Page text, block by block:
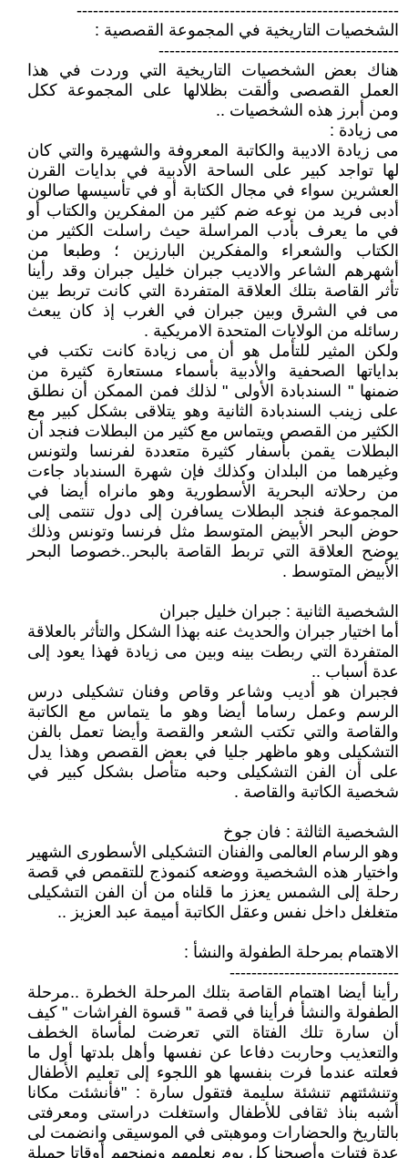
-----------------------------------------------------------
الشخصيات التاريخية في المجموعة القصصية :
--------------------------------------------
هناك بعض الشخصيات التاريخية التي وردت في هذا
العمل القصصى وألقت بظلالها على المجموعة ككل
ومن أبرز هذه الشخصيات ..
مى زيادة :
مى زيادة الاديبة والكاتبة المعروفة والشهيرة والتي كان
لها تواجد كبير على الساحة الأدبية في بدايات القرن
العشرين سواء في مجال الكتابة أو في تأسيسها صالون
أدبى فريد من نوعه ضم كثير من المفكرين والكتاب أو
في ما يعرف بأدب المراسلة حيث راسلت الكثير من
الكتاب والشعراء والمفكرين البارزين ؛ وطبعا من
أشهرهم الشاعر والاديب جبران خليل جبران وقد رأينا
تأثر القاصة بتلك العلاقة المتفردة التي كانت تربط بين
مى في الشرق وبين جبران في الغرب إذ كان يبعث
رسائله من الولايات المتحدة الامريكية .
ولكن المثير للتأمل هو أن مى زيادة كانت تكتب في
بداياتها الصحفية والأدبية بأسماء مستعارة كثيرة من
ضمنها " السندبادة الأولى " لذلك فمن الممكن أن نطلق
على زينب السندبادة الثانية وهو يتلاقى بشكل كبير مع
الكثير من القصص ويتماس مع كثير من البطلات فنجد أن
البطلات يقمن بأسفار كثيرة متعددة لفرنسا ولتونس
وغيرهما من البلدان وكذلك فإن شهرة السندباد جاءت
من رحلاته البحرية الأسطورية وهو مانراه أيضا في
المجموعة فنجد البطلات يسافرن إلى دول تنتمى إلى
حوض البحر الأبيض المتوسط مثل فرنسا وتونس وذلك
يوضح العلاقة التي تربط القاصة بالبحر..خصوصا البحر
الأبيض المتوسط .
الشخصية الثانية : جبران خليل جبران
أما اختيار جبران والحديث عنه بهذا الشكل والتأثر بالعلاقة
المتفردة التي ربطت بينه وبين مى زيادة فهذا يعود إلى
عدة أسباب ..
فجبران هو أديب وشاعر وقاص وفنان تشكيلى درس
الرسم وعمل رساما أيضا وهو ما يتماس مع الكاتبة
والقاصة والتي تكتب الشعر والقصة وأيضا تعمل بالفن
التشكيلى وهو ماظهر جليا في بعض القصص وهذا يدل
على أن الفن التشكيلى وحبه متأصل بشكل كبير في
شخصية الكاتبة والقاصة .
الشخصية الثالثة : فان جوخ
وهو الرسام العالمى والفنان التشكيلى الأسطورى الشهير
واختيار هذه الشخصية ووضعه كنموذج للتقمص في قصة
رحلة إلى الشمس يعزز ما قلناه من أن الفن التشكيلى
متغلغل داخل نفس وعقل الكاتبة أميمة عبد العزيز ..
الاهتمام بمرحلة الطفولة والنشأ :
-------------------------------
رأينا أيضا اهتمام القاصة بتلك المرحلة الخطرة ..مرحلة
الطفولة والنشأ فرأينا في قصة " قسوة الفراشات " كيف
أن سارة تلك الفتاة التي تعرضت لمأساة الخطف
والتعذيب وحاربت دفاعا عن نفسها وأهل بلدتها أول ما
فعلته عندما فرت بنفسها هو اللجوء إلى تعليم الأطفال
وتنشئتهم تنشئة سليمة فتقول سارة : "فأنشئت مكانا
أشبه بناذ ثقافى للأطفال واستغلت دراستى ومعرفتى
بالتاريخ والحضارات وموهبتى في الموسيقى وانضمت لى
عدة فتيات وأصبحنا كل يوم نعلمهم ونمنحهم أوقاتا جميلة